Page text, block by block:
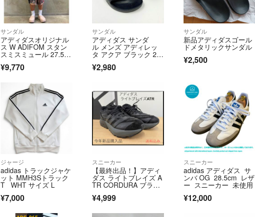
サンダル
アディダスオリジナル
ス W ADIFOM スタン
スミスミュール 27.5c
¥9,770
サンダル
アディダス サンダ
ル メンズ アディレッ
タ アクア ブラック 25.
5cm
¥2,980
サンダル
新品アディダスゴール
ドメタリックサンダル
¥2,500
ジャージ
adidas トラックジャケ
ット MMH3Sトラック
T WHT サイズ L
¥7,000
スニーカー
【最終出品！】アディ
ダス ライトブレイズ A
TR CORDURA ブラッ
¥4,999
スニーカー
adidas アディダス サ
ンバ OG 28.5cm レザ
ー スニーカー 未使用
¥12,000